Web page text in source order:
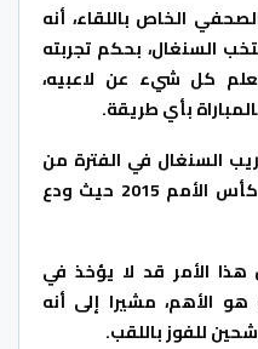
الخاص باللقاء، أنه
السنغال، بحكم تجربته
كل شيء عن لاعبيه،
بأي طريقة.
السنغال في الفترة من
2013-2015، وشارك معهم في كأس الأمم 2015 حيث ودع
الأمر قد لا يؤخذ في
هو الأهم، مشيرا إلى أنه
للفوز باللقب.